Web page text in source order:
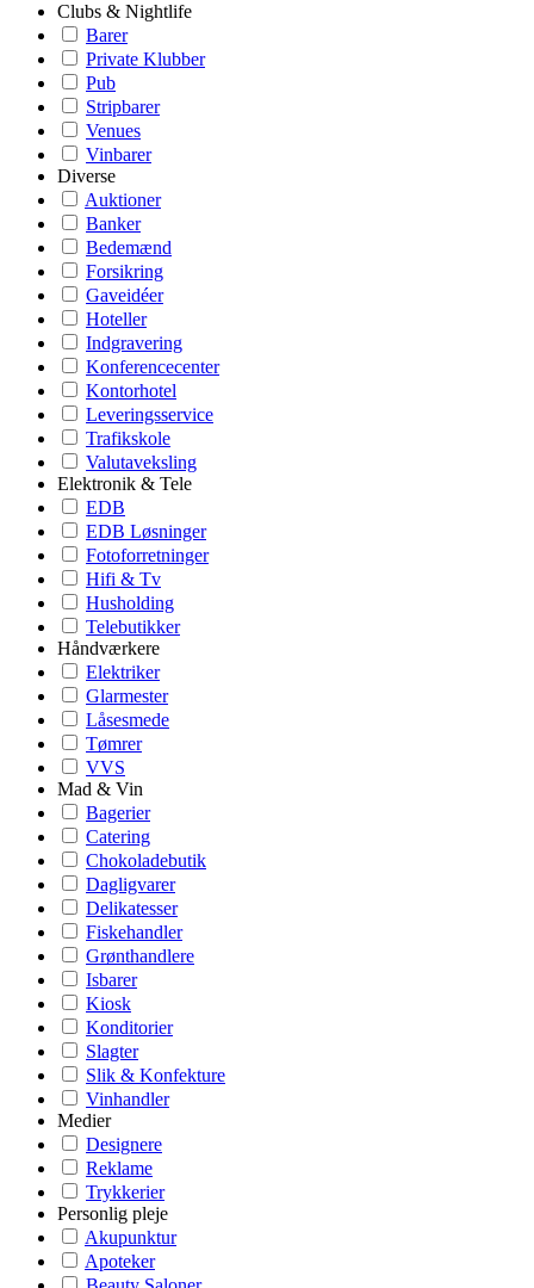
Clubs & Nightlife
Barer
Private Klubber
Pub
Stripbarer
Venues
Vinbarer
Diverse
Auktioner
Banker
Bedemænd
Forsikring
Gaveidéer
Hoteller
Indgravering
Konferencecenter
Kontorhotel
Leveringsservice
Trafikskole
Valutaveksling
Elektronik & Tele
EDB
EDB Løsninger
Fotoforretninger
Hifi & Tv
Husholding
Telebutikker
Håndværkere
Elektriker
Glarmester
Låsesmede
Tømrer
VVS
Mad & Vin
Bagerier
Catering
Chokoladebutik
Dagligvarer
Delikatesser
Fiskehandler
Grønthandlere
Isbarer
Kiosk
Konditorier
Slagter
Slik & Konfekture
Vinhandler
Medier
Designere
Reklame
Trykkerier
Personlig pleje
Akupunktur
Apoteker